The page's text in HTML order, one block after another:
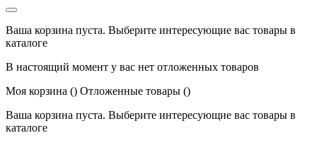
Ваша корзина пуста. Выберите интересующие вас товары в
каталоге
В настоящий момент у вас нет отложенных товаров
Моя корзина () Отложенные товары ()
Ваша корзина пуста. Выберите интересующие вас товары в
каталоге